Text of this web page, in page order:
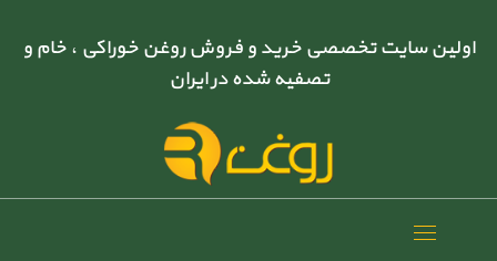
اولین سایت تخصصی خرید و فروش روغن خوراکی ، خام و
تصفیه شده در ایران
Toggle